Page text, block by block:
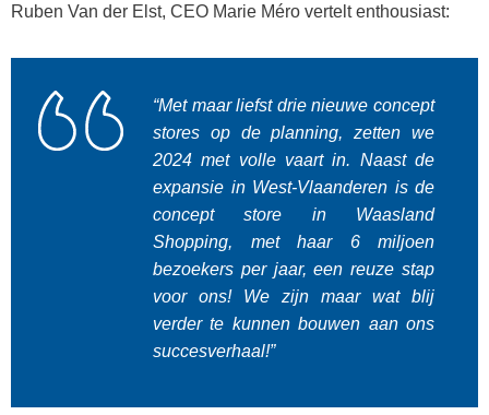
Ruben Van der Elst, CEO Marie Méro vertelt enthousiast:
“Met maar liefst drie nieuwe concept
stores op de planning, zetten we
2024 met volle vaart in. Naast de
expansie in West-Vlaanderen is de
concept store in Waasland
Shopping, met haar 6 miljoen
bezoekers per jaar, een reuze stap
voor ons! We zijn maar wat blij
verder te kunnen bouwen aan ons
succesverhaal!”​